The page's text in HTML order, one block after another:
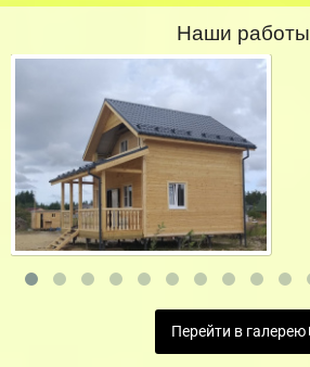
Наши работы
Перейти в галерею